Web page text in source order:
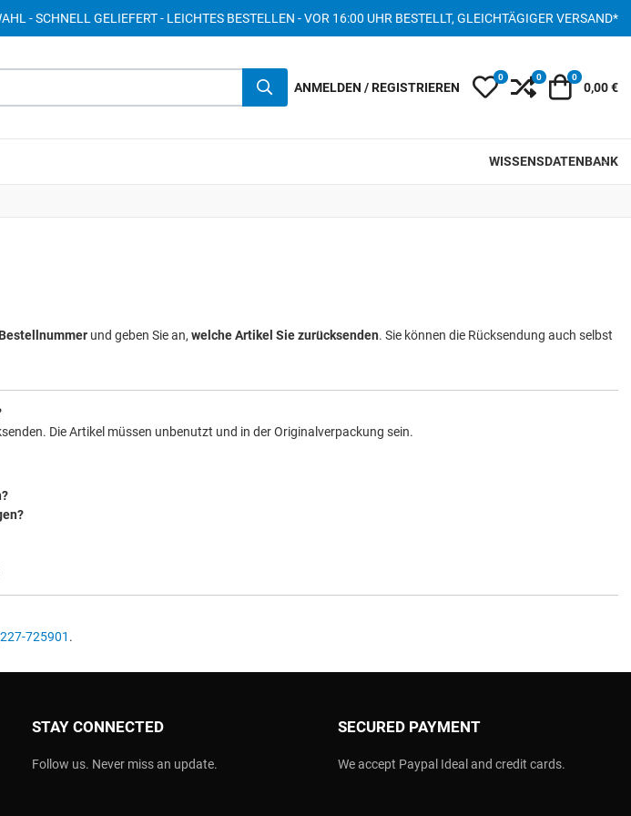
- SCHNELL GELIEFERT - LEICHTES BESTELLEN - VOR 16:00 UHR BESTELLT, GLEICHTÄGIGER VERSAND*
ANMELDEN / REGISTRIEREN My Wishlist
0 Compare
0 0
0,00 €
WISSENSDATENBANK
Bestellnummer und geben Sie an, welche Artikel Sie zurücksenden. Sie können die Rücksendung auch selbst
Die Artikel müssen unbenutzt und in der Originalverpackung sein.
725901 .
STAY CONNECTED
Follow us. Never miss an update.
SECURED PAYMENT
We accept Paypal Ideal and credit cards.